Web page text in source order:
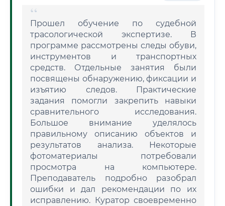
Прошел обучение по судебной
трасологической экспертизе. В
программе рассмотрены следы обуви,
инструментов и транспортных
средств. Отдельные занятия были
посвящены обнаружению, фиксации и
изъятию следов. Практические
задания помогли закрепить навыки
сравнительного исследования.
Большое внимание уделялось
правильному описанию объектов и
результатов анализа. Некоторые
фотоматериалы потребовали
просмотра на компьютере.
Преподаватель подробно разобрал
ошибки и дал рекомендации по их
исправлению. Куратор своевременно